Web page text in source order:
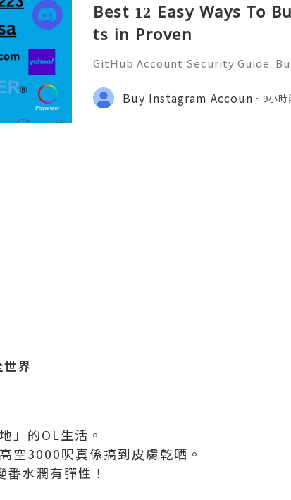
Best 12 Easy Ways To
ts in Proven
GitHub Account Security Guide:
d's leading platforms for
ration. Millions of develo
Buy Instagram Accoun 9小時
界
」的OL生活。
空3000呎真係搞到皮膚乾晒。
水潤有彈性！